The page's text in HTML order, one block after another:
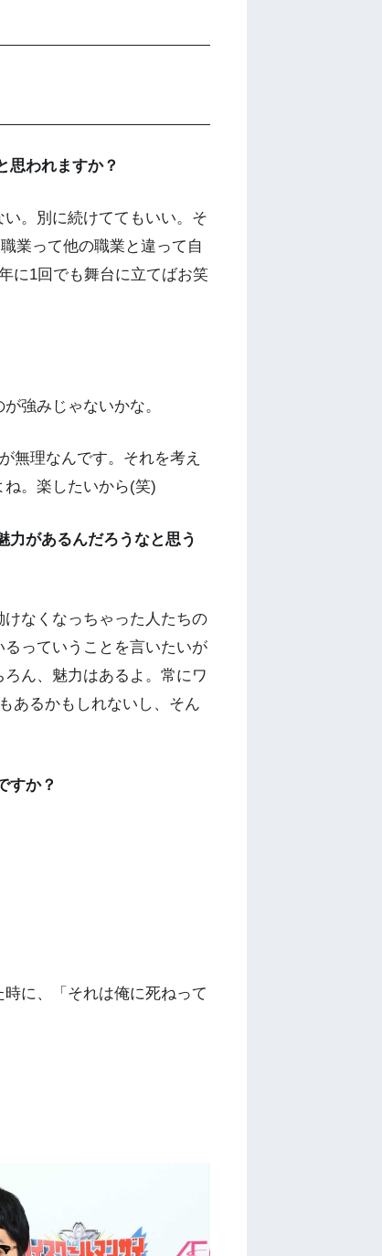
思われますか？
。別に続けててもいい。そ
業って他の職業と違って自
に1回でも舞台に立てばお笑
強みじゃないかな。
無理なんです。それを考え
。楽したいから(笑)
力があるんだろうなと思う
なくなっちゃった人たちの
っていうことを言いたいが
ん、魅力はあるよ。常にワ
あるかもしれないし、そん
すか？
に、「それは俺に死ねって